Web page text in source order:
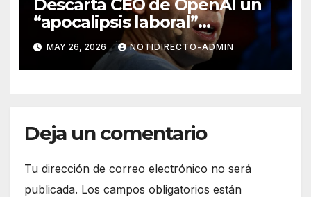
Descarta CEO de OpenAI un
“apocalipsis laboral”
provocado por la Inteligencia
Artificial
MAY 26, 2026 NOTIDIRECTO-ADMIN
Deja un comentario
Tu dirección de correo electrónico no será
publicada. Los campos obligatorios están